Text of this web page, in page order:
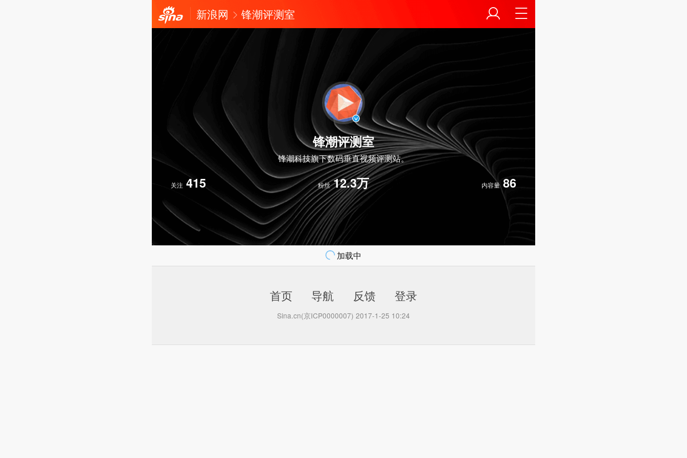
新浪网 锋潮评测室
锋潮评测室
锋潮科技旗下数码垂直视频评测站。
关注 415 粉丝 12.3万 内容量 86
加载中
首页 导航 反馈 登录
Sina.cn(京ICP0000007) 2017-1-25 10:24